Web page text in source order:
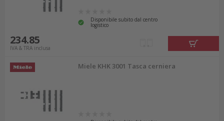
Disponibile subito dal centro
logistico
234.85
IVA & TRA inclusa
Miele KHK 3001 Tasca cerniera